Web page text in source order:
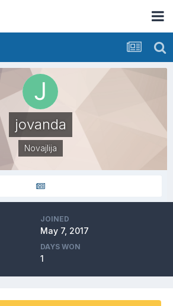
jovanda
Novajlija
JOINED
May 7, 2017
DAYS WON
1